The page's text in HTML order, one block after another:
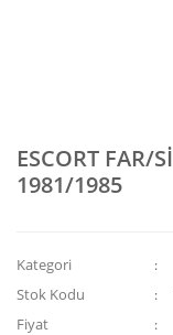
ESCORT FAR/
1981/1985
Kategori
Stok Kodu
Fiyat